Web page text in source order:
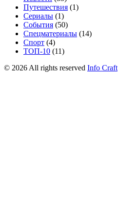
Путешествия (1)
Сериалы (1)
События (50)
Спецматериалы (14)
Спорт (4)
ТОП-10 (11)
© 2026 All rights reserved Info Craft